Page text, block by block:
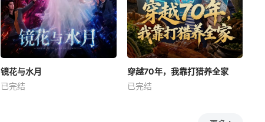
镜花与水月
已完结
穿越70年，我靠打猎养全家
已完结